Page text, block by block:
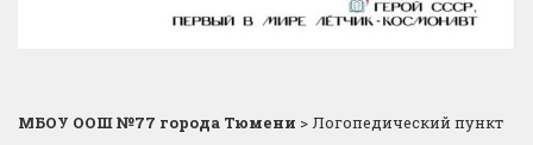
МБОУ ООШ №77 города Тюмени >Логопедический пункт